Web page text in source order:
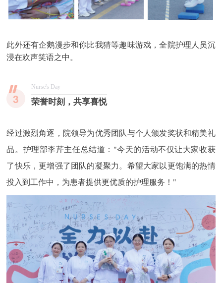
此外还有企鹅漫步和你比我猜等趣味游戏，全院护理人员沉
浸在欢声笑语之中。
3
Nurse's Day
荣誉时刻，共享喜悦
经过激烈角逐，院领导为优秀团队与个人颁发奖状和精美礼
品。护理部李芹主任总结道："今天的活动不仅让大家收获
了快乐，更增强了团队的凝聚力。希望大家以更饱满的热情
投入到工作中，为患者提供更优质的护理服务！"